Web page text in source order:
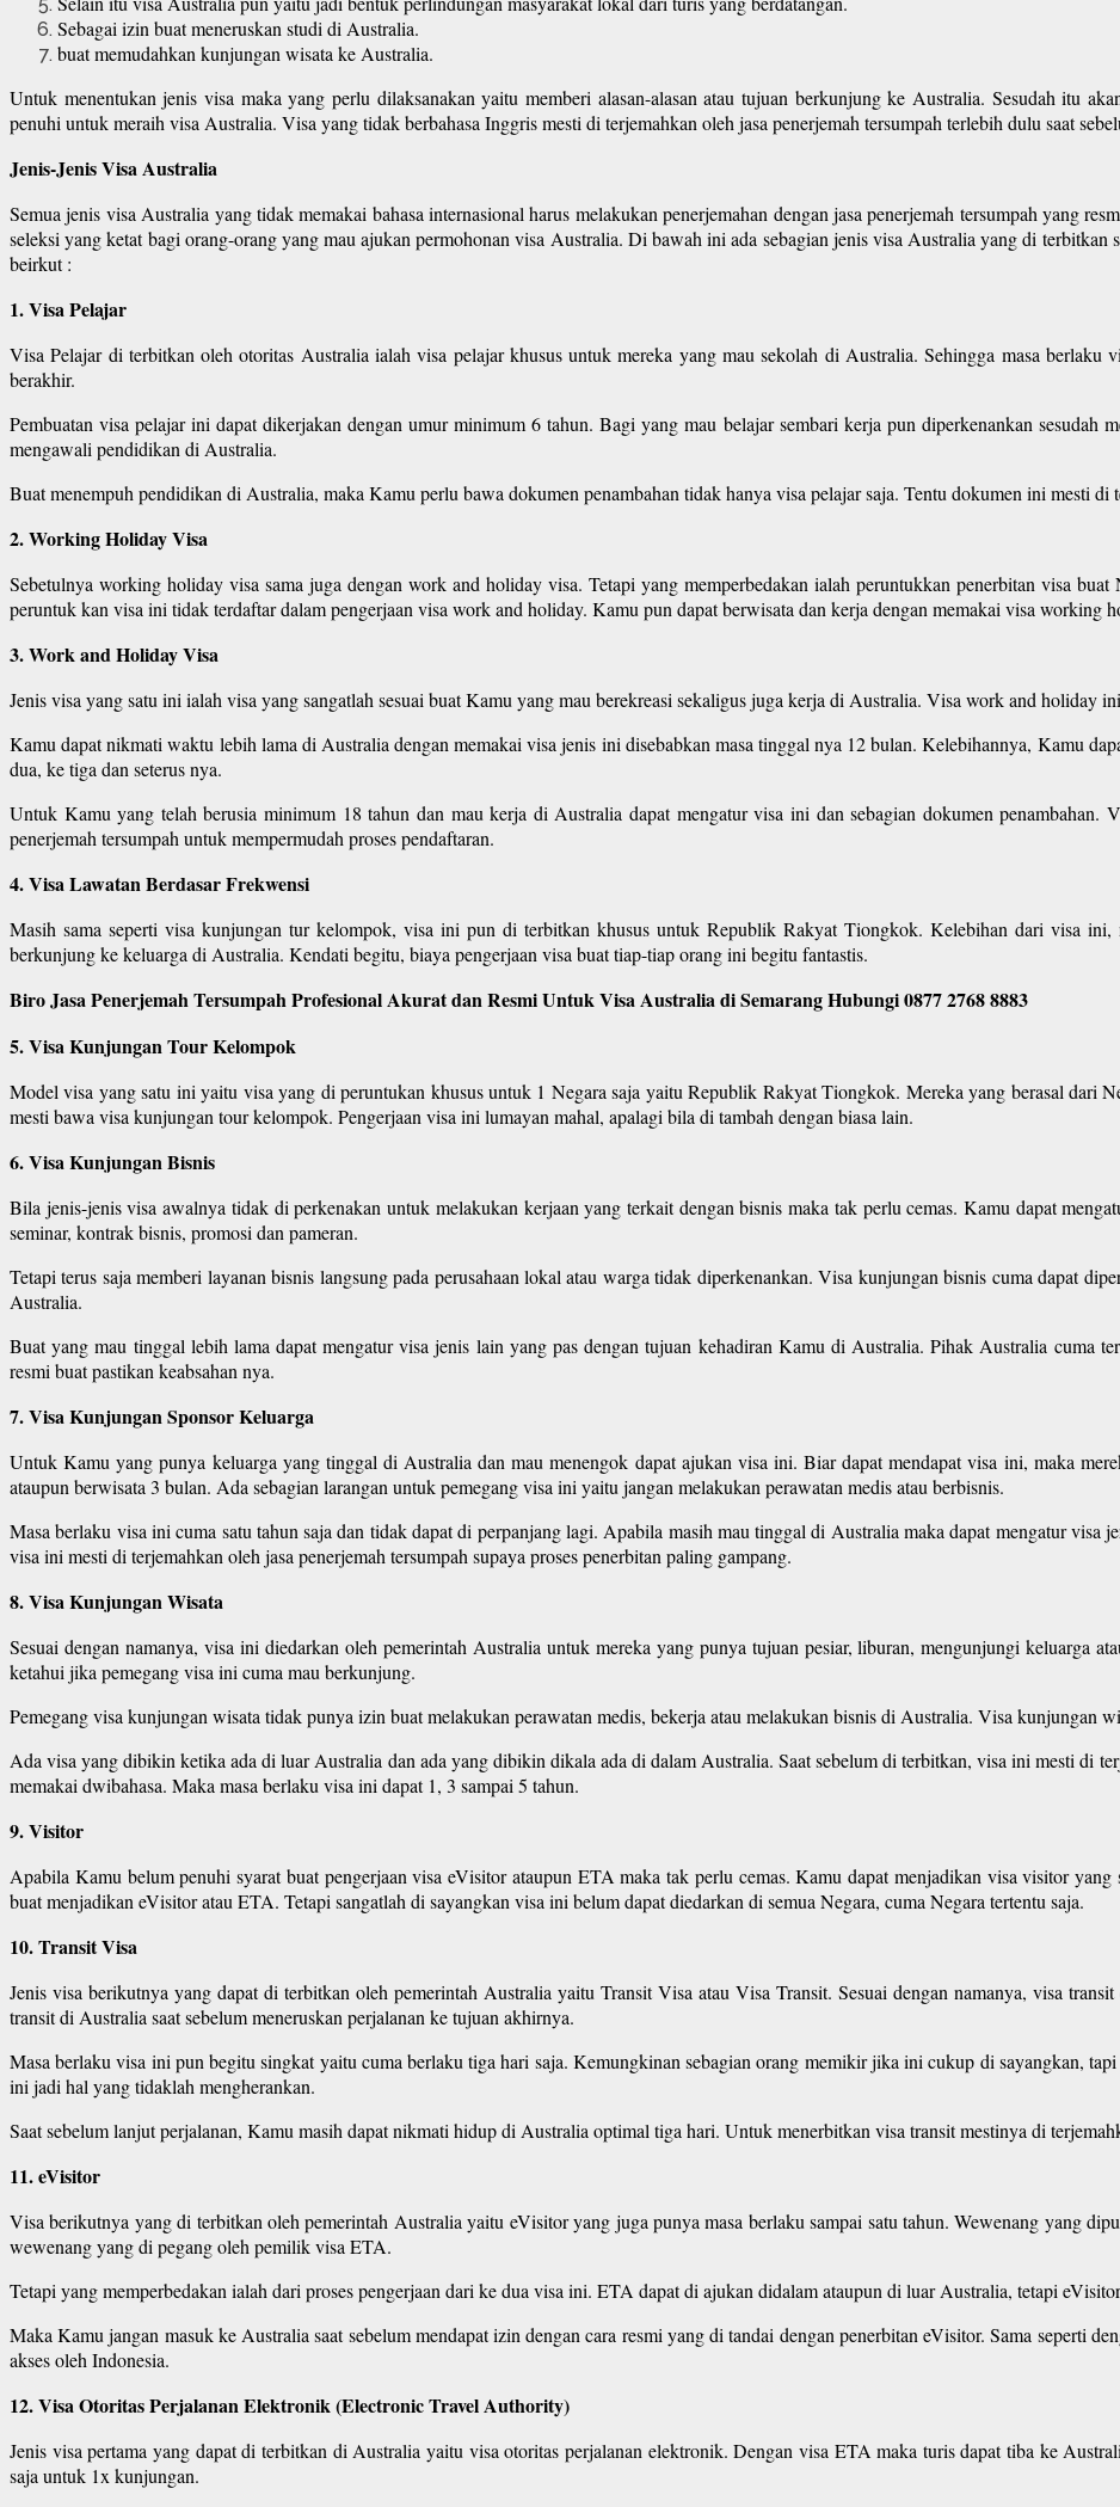
Sebagai izin buat meneruskan studi di Australia.
buat memudahkan kunjungan wisata ke Australia.
Untuk menentukan jenis visa maka yang perlu dilaksanakan yaitu memberi alasan-alasan atau tujuan berkunjung ke Australia. Sesudah itu
penuhi untuk meraih visa Australia. Visa yang tidak berbahasa Inggris mesti di terjemahkan oleh jasa penerjemah tersumpah terlebih dulu saat
Jenis-Jenis Visa Australia
Semua jenis visa Australia yang tidak memakai bahasa internasional harus melakukan penerjemahan dengan jasa penerjemah tersumpah yang
seleksi yang ketat bagi orang-orang yang mau ajukan permohonan visa Australia. Di bawah ini ada sebagian jenis visa Australia yang di
beirkut :
1. Visa Pelajar
Visa Pelajar di terbitkan oleh otoritas Australia ialah visa pelajar khusus untuk mereka yang mau sekolah di Australia. Sehingga masa
berakhir.
Pembuatan visa pelajar ini dapat dikerjakan dengan umur minimum 6 tahun. Bagi yang mau belajar sembari kerja pun diperkenankan sesudah
mengawali pendidikan di Australia.
Buat menempuh pendidikan di Australia, maka Kamu perlu bawa dokumen penambahan tidak hanya visa pelajar saja. Tentu dokumen ini mesti di
2. Working Holiday Visa
Sebetulnya working holiday visa sama juga dengan work and holiday visa. Tetapi yang memperbedakan ialah peruntukkan penerbitan visa buat
peruntuk kan visa ini tidak terdaftar dalam pengerjaan visa work and holiday. Kamu pun dapat berwisata dan kerja dengan memakai visa working
3. Work and Holiday Visa
Jenis visa yang satu ini ialah visa yang sangatlah sesuai buat Kamu yang mau berekreasi sekaligus juga kerja di Australia. Visa work and holiday
Kamu dapat nikmati waktu lebih lama di Australia dengan memakai visa jenis ini disebabkan masa tinggal nya 12 bulan. Kelebihannya, Kamu
dua, ke tiga dan seterus nya.
Untuk Kamu yang telah berusia minimum 18 tahun dan mau kerja di Australia dapat mengatur visa ini dan sebagian dokumen penambahan.
penerjemah tersumpah untuk mempermudah proses pendaftaran.
4. Visa Lawatan Berdasar Frekwensi
Masih sama seperti visa kunjungan tur kelompok, visa ini pun di terbitkan khusus untuk Republik Rakyat Tiongkok. Kelebihan dari visa ini,
berkunjung ke keluarga di Australia. Kendati begitu, biaya pengerjaan visa buat tiap-tiap orang ini begitu fantastis.
Biro Jasa Penerjemah Tersumpah Profesional Akurat dan Resmi Untuk Visa Australia di Semarang Hubungi 0877 2768 8883
5. Visa Kunjungan Tour Kelompok
Model visa yang satu ini yaitu visa yang di peruntukan khusus untuk 1 Negara saja yaitu Republik Rakyat Tiongkok. Mereka yang berasal dari
mesti bawa visa kunjungan tour kelompok. Pengerjaan visa ini lumayan mahal, apalagi bila di tambah dengan biasa lain.
6. Visa Kunjungan Bisnis
Bila jenis-jenis visa awalnya tidak di perkenakan untuk melakukan kerjaan yang terkait dengan bisnis maka tak perlu cemas. Kamu dapat
seminar, kontrak bisnis, promosi dan pameran.
Tetapi terus saja memberi layanan bisnis langsung pada perusahaan lokal atau warga tidak diperkenankan. Visa kunjungan bisnis cuma dapat
Australia.
Buat yang mau tinggal lebih lama dapat mengatur visa jenis lain yang pas dengan tujuan kehadiran Kamu di Australia. Pihak Australia cuma
resmi buat pastikan keabsahan nya.
7. Visa Kunjungan Sponsor Keluarga
Untuk Kamu yang punya keluarga yang tinggal di Australia dan mau menengok dapat ajukan visa ini. Biar dapat mendapat visa ini, maka
ataupun berwisata 3 bulan. Ada sebagian larangan untuk pemegang visa ini yaitu jangan melakukan perawatan medis atau berbisnis.
Masa berlaku visa ini cuma satu tahun saja dan tidak dapat di perpanjang lagi. Apabila masih mau tinggal di Australia maka dapat mengatur visa
visa ini mesti di terjemahkan oleh jasa penerjemah tersumpah supaya proses penerbitan paling gampang.
8. Visa Kunjungan Wisata
Sesuai dengan namanya, visa ini diedarkan oleh pemerintah Australia untuk mereka yang punya tujuan pesiar, liburan, mengunjungi keluarga
ketahui jika pemegang visa ini cuma mau berkunjung.
Pemegang visa kunjungan wisata tidak punya izin buat melakukan perawatan medis, bekerja atau melakukan bisnis di Australia. Visa kunjungan
Ada visa yang dibikin ketika ada di luar Australia dan ada yang dibikin dikala ada di dalam Australia. Saat sebelum di terbitkan, visa ini mesti di
memakai dwibahasa. Maka masa berlaku visa ini dapat 1, 3 sampai 5 tahun.
9. Visitor
Apabila Kamu belum penuhi syarat buat pengerjaan visa eVisitor ataupun ETA maka tak perlu cemas. Kamu dapat menjadikan visa visitor
buat menjadikan eVisitor atau ETA. Tetapi sangatlah di sayangkan visa ini belum dapat diedarkan di semua Negara, cuma Negara tertentu saja.
10. Transit Visa
Jenis visa berikutnya yang dapat di terbitkan oleh pemerintah Australia yaitu Transit Visa atau Visa Transit. Sesuai dengan namanya, visa
transit di Australia saat sebelum meneruskan perjalanan ke tujuan akhirnya.
Masa berlaku visa ini pun begitu singkat yaitu cuma berlaku tiga hari saja. Kemungkinan sebagian orang memikir jika ini cukup di sayangkan,
ini jadi hal yang tidaklah mengherankan.
Saat sebelum lanjut perjalanan, Kamu masih dapat nikmati hidup di Australia optimal tiga hari. Untuk menerbitkan visa transit mestinya di
11. eVisitor
Visa berikutnya yang di terbitkan oleh pemerintah Australia yaitu eVisitor yang juga punya masa berlaku sampai satu tahun. Wewenang yang
wewenang yang di pegang oleh pemilik visa ETA.
Tetapi yang memperbedakan ialah dari proses pengerjaan dari ke dua visa ini. ETA dapat di ajukan didalam ataupun di luar Australia, tetapi
Maka Kamu jangan masuk ke Australia saat sebelum mendapat izin dengan cara resmi yang di tandai dengan penerbitan eVisitor. Sama seperti
akses oleh Indonesia.
12. Visa Otoritas Perjalanan Elektronik (Electronic Travel Authority)
Jenis visa pertama yang dapat di terbitkan di Australia yaitu visa otoritas perjalanan elektronik. Dengan visa ETA maka turis dapat tiba ke
saja untuk 1x kunjungan.